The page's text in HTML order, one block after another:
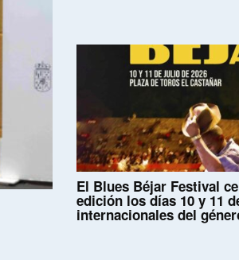
El Blues Béjar Festival
edición los días 10 y 11
internacionales del